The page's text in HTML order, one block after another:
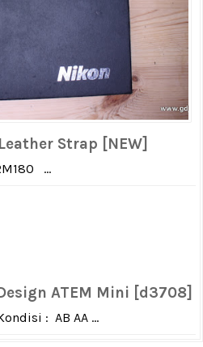
Strap [NEW]
...
ATEM Mini [d3708]
: AB AA ...